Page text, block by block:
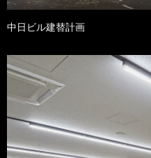
中日ビル建替計画